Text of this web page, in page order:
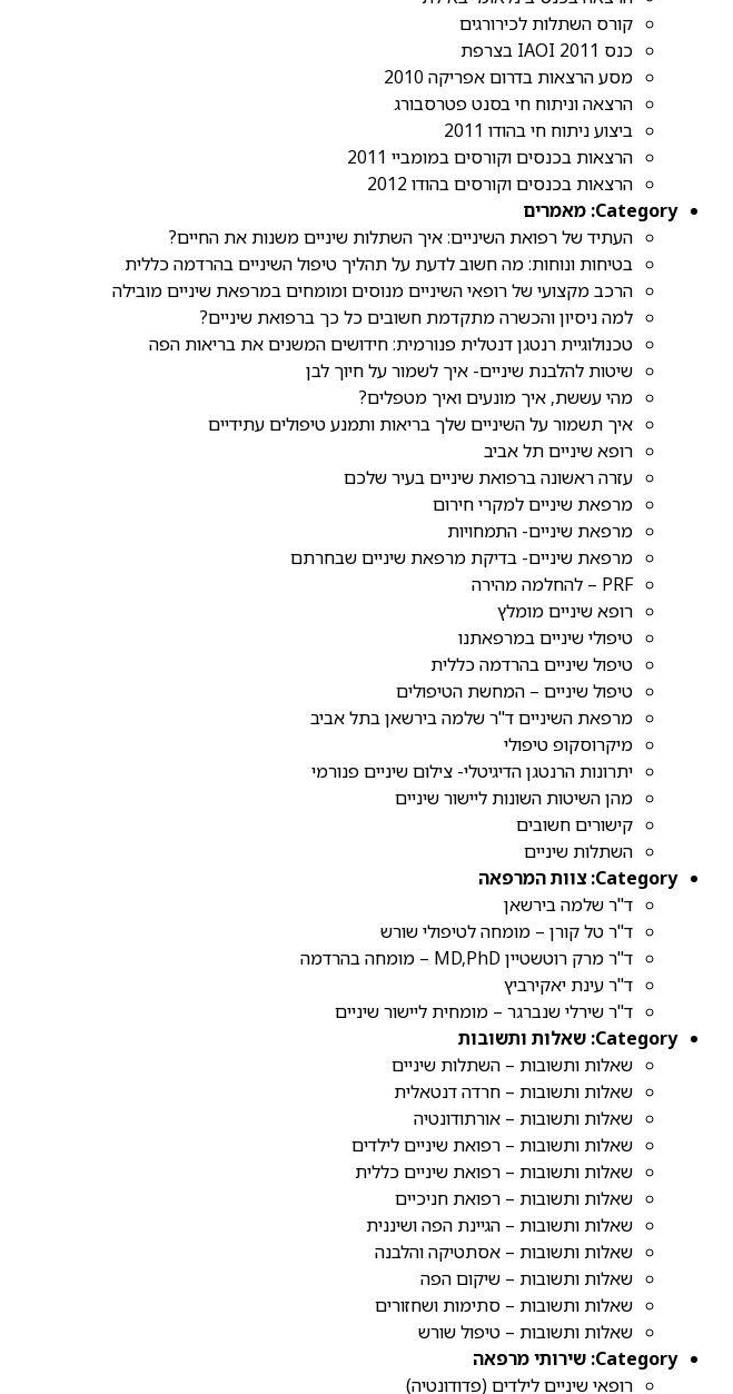
קורס השתלות לכירורגים
כנס IAOI 2011 בצרפת
מסע הרצאות בדרום אפריקה 2010
הרצאה וניתוח חי בסנט פטרסבורג
ביצוע ניתוח חי בהודו 2011
הרצאות בכנסים וקורסים במומביי 2011
הרצאות בכנסים וקורסים בהודו 2012
Category: מאמרים
העתיד של רפואת השיניים: איך השתלות שיניים משנות את החיים?
בטיחות ונוחות: מה חשוב לדעת על תהליך טיפול השיניים בהרדמה כללית
הרכב מקצועי של רופאי השיניים מנוסים ומומחים במרפאת שיניים מובילה
למה ניסיון והכשרה מתקדמת חשובים כל כך ברפואת שיניים?
טכנולוגיית רנטגן דנטלית פנורמית: חידושים המשנים את בריאות הפה
שיטות להלבנת שיניים- איך לשמור על חיוך לבן
מהי עששת, איך מונעים ואיך מטפלים?
איך תשמור על השיניים שלך בריאות ותמנע טיפולים עתידיים
רופא שיניים תל אביב
עזרה ראשונה ברפואת שיניים בעיר שלכם
מרפאת שיניים למקרי חירום
מרפאת שיניים- התמחויות
מרפאת שיניים- בדיקת מרפאת שיניים שבחרתם
PRF – להחלמה מהירה
רופא שיניים מומלץ
טיפולי שיניים במרפאתנו
טיפול שיניים בהרדמה כללית
טיפול שיניים – המחשת הטיפולים
מרפאת השיניים ד"ר שלמה בירשאן בתל אביב
מיקרוסקופ טיפולי
יתרונות הרנטגן הדיגיטלי- צילום שיניים פנורמי
מהן השיטות השונות ליישור שיניים
קישורים חשובים
השתלות שיניים
Category: צוות המרפאה
ד"ר שלמה בירשאן
ד"ר טל קורן – מומחה לטיפולי שורש
ד"ר מרק רוטשטיין MD,PhD – מומחה בהרדמה
ד"ר עינת יאקירביץ
ד"ר שירלי שנברגר – מומחית ליישור שיניים
Category: שאלות ותשובות
שאלות ותשובות – השתלות שיניים
שאלות ותשובות – חרדה דנטאלית
שאלות ותשובות – אורתודונטיה
שאלות ותשובות – רפואת שיניים לילדים
שאלות ותשובות – רפואת שיניים כללית
שאלות ותשובות – רפואת חניכיים
שאלות ותשובות – הגיינת הפה ושיננית
שאלות ותשובות – אסתטיקה והלבנה
שאלות ותשובות – שיקום הפה
שאלות ותשובות – סתימות ושחזורים
שאלות ותשובות – טיפול שורש
Category: שירותי מרפאה
רופאי שיניים לילדים (פדודונטיה)